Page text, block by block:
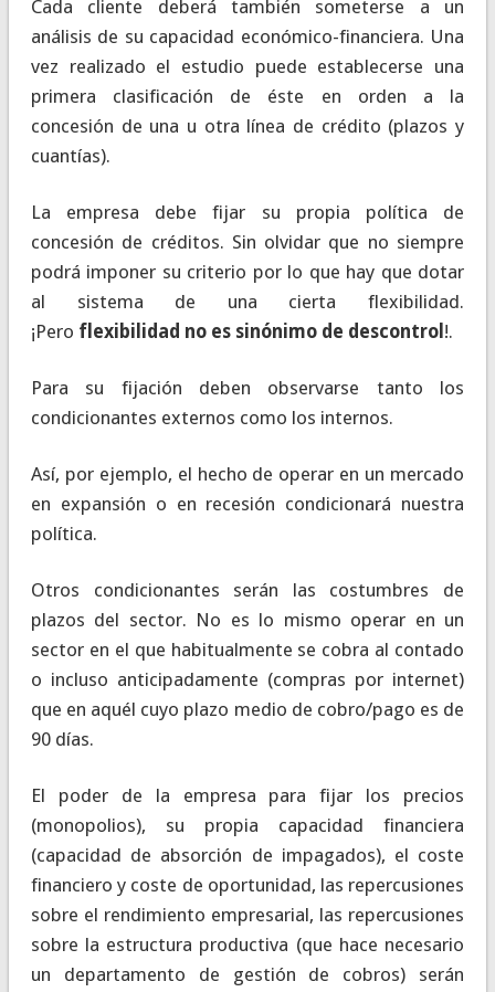
Cada cliente deberá también someterse a un
análisis de su capacidad económico-financiera. Una
vez realizado el estudio puede establecerse una
primera clasificación de éste en orden a la
concesión de una u otra línea de crédito (plazos y
cuantías).
La empresa debe fijar su propia política de
concesión de créditos. Sin olvidar que no siempre
podrá imponer su criterio por lo que hay que dotar
al sistema de una cierta flexibilidad.
¡Pero flexibilidad no es sinónimo de descontrol !.
Para su fijación deben observarse tanto los
condicionantes externos como los internos.
Así, por ejemplo, el hecho de operar en un mercado
en expansión o en recesión condicionará nuestra
política.
Otros condicionantes serán las costumbres de
plazos del sector. No es lo mismo operar en un
sector en el que habitualmente se cobra al contado
o incluso anticipadamente (compras por internet)
que en aquél cuyo plazo medio de cobro/pago es de
90 días.
El poder de la empresa para fijar los precios
(monopolios), su propia capacidad financiera
(capacidad de absorción de impagados), el coste
financiero y coste de oportunidad, las repercusiones
sobre el rendimiento empresarial, las repercusiones
sobre la estructura productiva (que hace necesario
un departamento de gestión de cobros) serán